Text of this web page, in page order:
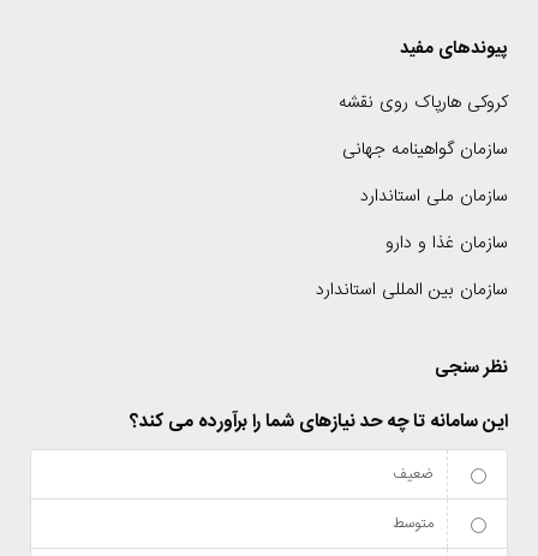
پیوندهای مفید
کروکی هارپاک روی نقشه
سازمان گواهینامه جهانی
سازمان ملی استاندارد
سازمان غذا و دارو
سازمان بین المللی استاندارد
نظر سنجی
این سامانه تا چه حد نیازهای شما را برآورده می کند؟
ضعیف
متوسط